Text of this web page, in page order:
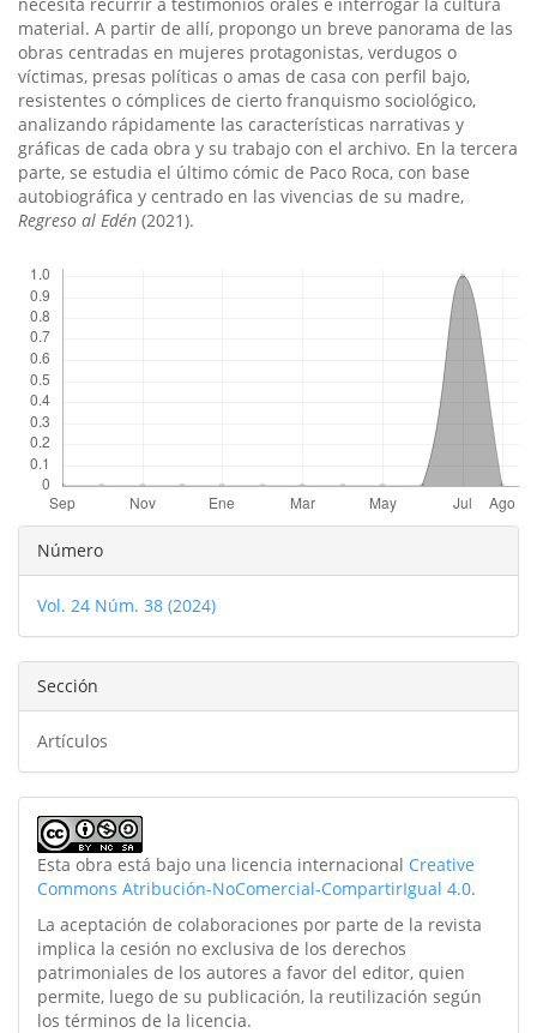
material. A partir de allí, propongo un breve panorama de las
obras centradas en mujeres protagonistas, verdugos o
víctimas, presas políticas o amas de casa con perfil bajo,
resistentes o cómplices de cierto franquismo sociológico,
analizando rápidamente las características narrativas y
gráficas de cada obra y su trabajo con el archivo. En la tercera
parte, se estudia el último cómic de Paco Roca, con base
autobiográfica y centrado en las vivencias de su madre,
Regreso al Edén (2021).
Detalles
del
artículo
Número
Vol. 24 Núm. 38 (2024)
Sección
Artículos
Esta obra está bajo una licencia internacional Creative
Commons Atribución-NoComercial-CompartirIgual 4.0.
La aceptación de colaboraciones por parte de la revista
implica la cesión no exclusiva de los derechos
patrimoniales de los autores a favor del editor, quien
permite, luego de su publicación, la reutilización según
los términos de la licencia.